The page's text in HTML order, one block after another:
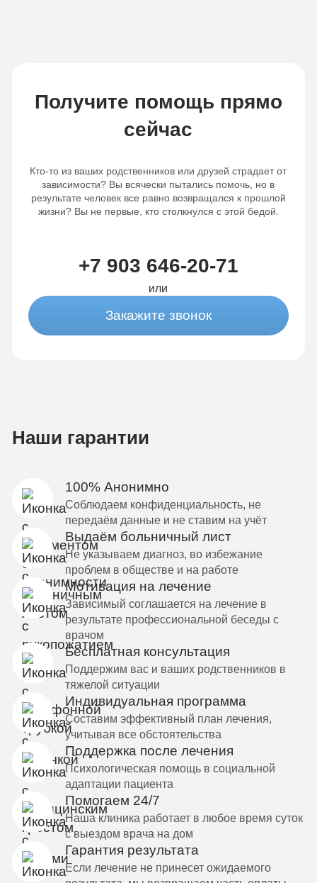
Получите помощь прямо
сейчас
Кто-то из ваших родственников или друзей страдает от
зависимости? Вы всячески пытались помочь, но в
результате человек все равно возвращался к прошлой
жизни? Вы не первые, кто столкнулся с этой бедой.
+7 903 646-20-71
или
Закажите звонок
Наши гарантии
100% Анонимно
Соблюдаем конфиденциальность, не
передаём данные и не ставим на учёт
Выдаём больничный лист
Не указываем диагноз, во избежание
проблем в обществе и на работе
Мотивация на лечение
Зависимый соглашается на лечение в
результате профессиональной беседы с
врачом
Бесплатная консультация
Поддержим вас и ваших родственников в
тяжелой ситуации
Индивидуальная программа
Составим эффективный план лечения,
учитывая все обстоятельства
Поддержка после лечения
Психологическая помощь в социальной
адаптации пациента
Помогаем 24/7
Наша клиника работает в любое время суток
с выездом врача на дом
Гарантия результата
Если лечение не принесет ожидаемого